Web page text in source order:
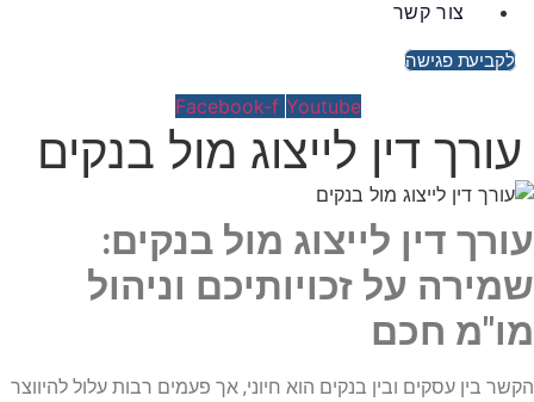
צור קשר
לקביעת פגישה
Facebook-f Youtube
עורך דין לייצוג מול בנקים
עורך דין לייצוג מול בנקים:
שמירה על זכויותיכם וניהול
מו"מ חכם
הקשר בין עסקים ובין בנקים הוא חיוני, אך פעמים רבות עלול להיווצר